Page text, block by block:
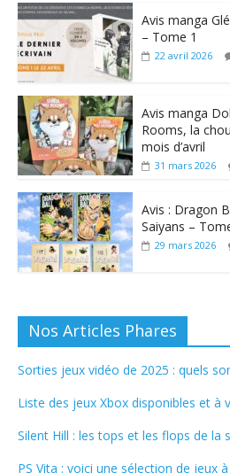
Avis manga
– Tome 1
22 avril 2026
Avis manga
Rooms, la
mois d’avril
31 mars 2026
Avis : Dragon
Saiyans –
29 mars 2026
Nos Articles Phares
Sorties jeux vidéo de 2025 : quels
Liste des jeux Xbox disponibles et à
Silent Hill : les tops et les flops de la
PS Vita : voici une sélection de jeux